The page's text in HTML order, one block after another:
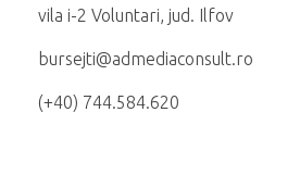
vila i-2 Voluntari, jud. Ilfov
bursejti@admediaconsult.ro
(+40) 744.584.620